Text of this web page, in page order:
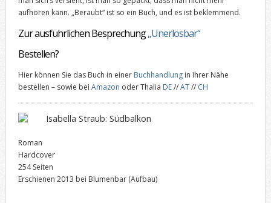
aufhören kann. „Beraubt“ ist so ein Buch, und es ist beklemmend.
Zur ausführlichen Besprechung„Unerlösbar“
Bestellen?
Hier können Sie das Buch in einer Buchhandlungin Ihrer Nähe
bestellen – sowie bei Amazon oder Thalia DE//AT// CH
Isabella Straub: Südbalkon
Roman
Hardcover
254 Seiten
Erschienen 2013 bei Blumenbar (Aufbau)